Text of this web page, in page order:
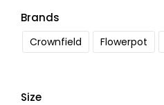
Brands
Crownfield Flowerpot
Size